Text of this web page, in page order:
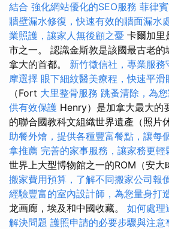
結合 強化網站優化的SEO服務 菲律
牆壁漏水修復，快速有效的牆面漏水
業照護，讓家人無後顧之憂 卡爾加里
市之一。 認識金斯敦是該國最古老的
拿大的首都。 新竹徵信社，專業服務
摩選擇 眼下細紋醫美療程，快速平滑
（Fort 大里整骨服務 跳蚤清除，為
供有效保護 Henry）是加拿大最大的
的聯合國教科文組織世界遺產（照片
助餐外燴，提供各種豐富餐點，讓每
拿推薦 完善的家事服務，讓家務更輕
世界上大型博物館之一的ROM（安大
搬家費用預算，了解不同搬家公司報
經驗豐富的室內設計師，為您量身打
龙画廊，埃及和中國收藏。 如何處理
解決問題 護照申請的必要步驟與注意